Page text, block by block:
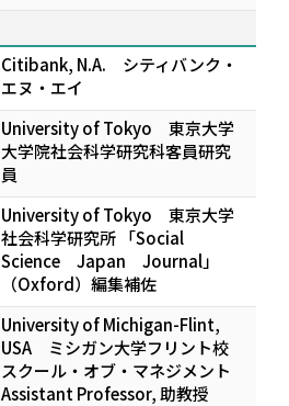
Citibank, N.A. シティバンク・
エヌ・エイ
University of Tokyo 東京大学
大学院社会科学研究科客員研究
員
University of Tokyo 東京大学
社会科学研究所 「Social
Science Japan Journal」
（Oxford）編集補佐
University of Michigan-Flint,
USA ミシガン大学フリント校
スクール・オブ・マネジメント
Assistant Professor, 助教授